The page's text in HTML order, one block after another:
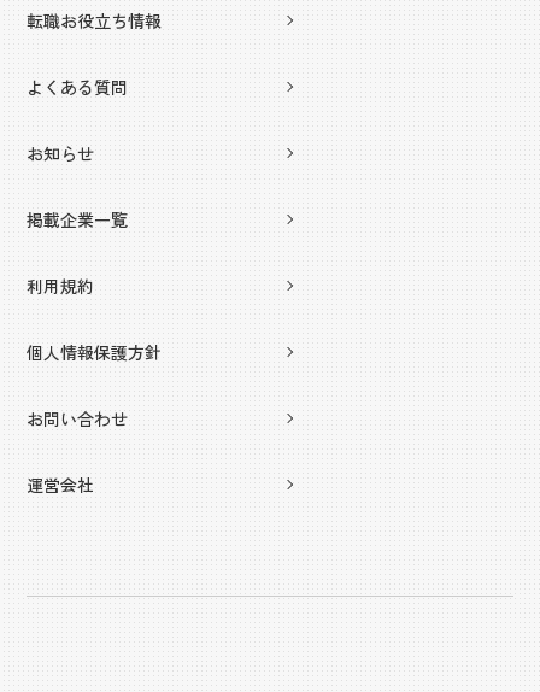
転職お役立ち情報
よくある質問
お知らせ
掲載企業一覧
利用規約
個人情報保護方針
お問い合わせ
運営会社